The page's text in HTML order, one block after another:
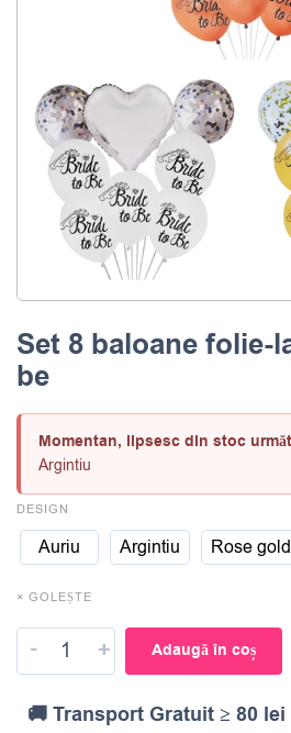
Set 8 baloane folie-
be
Momentan, lipsesc din stoc
Argintiu
DESIGN
Auriu Argintiu Rose gold
× GOLEȘTE
- + Adaugă în coș
🚚 Transport Gratuit ≥ 80 lei